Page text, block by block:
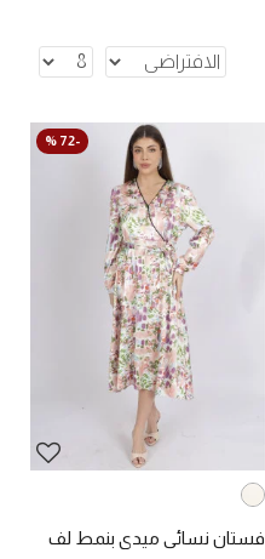
-72 %
فستان نسائي ميدي بنمط لف